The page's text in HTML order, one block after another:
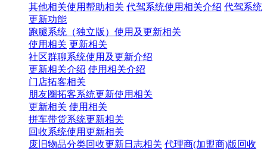
其他相关使用帮助相关 代驾系统使用相关介绍 代驾系统
更新功能
跑腿系统（独立版）使用及更新相关
使用相关 更新相关
社区群聊系统使用及更新介绍
更新相关介绍 使用相关介绍
门店拓客相关
朋友圈拓客系统更新使用相关
更新相关 使用相关
拼车带货系统更新相关
回收系统使用更新相关
废旧物品分类回收更新日志相关 代理商(加盟商)版回收